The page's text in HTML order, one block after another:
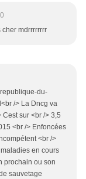
cher mdrrrrrrrr
du-
/> La Dncg va
sur <br /> 3,5
<br /> Enfoncées
<br />
en cours
prochain ou son
sauvetage